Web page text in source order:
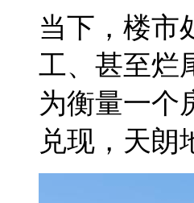
当下，楼市
工、甚至烂
为衡量一个
兑现，天朗